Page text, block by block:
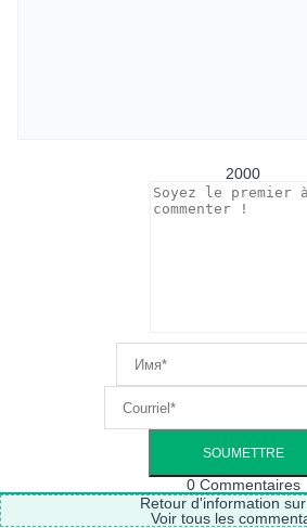
2000
0Commentaires
Retour d'information
Voir tous les